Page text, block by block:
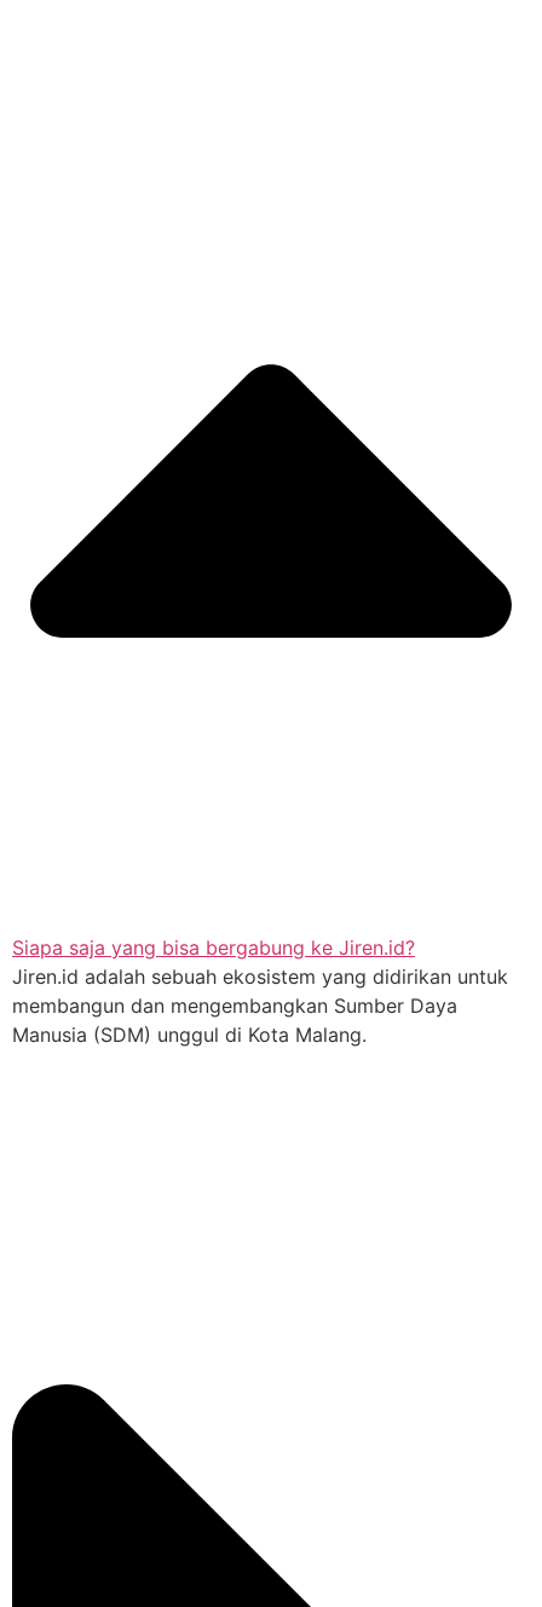
Siapa saja yang bisa bergabung ke Jiren.id?
Jiren.id adalah sebuah ekosistem yang didirikan untuk
membangun dan mengembangkan Sumber Daya
Manusia (SDM) unggul di Kota Malang.